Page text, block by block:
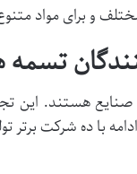
و برای مواد
صنایع هستند.
با ده شرکت برتر